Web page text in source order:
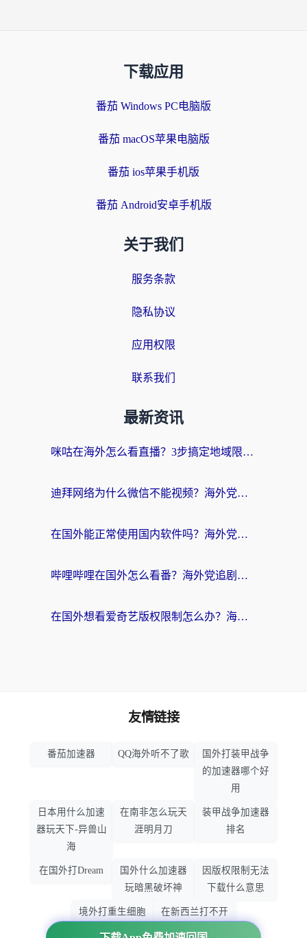
下载应用
番茄 Windows PC电脑版
番茄 macOS苹果电脑版
番茄 ios苹果手机版
番茄 Android安卓手机版
关于我们
服务条款
隐私协议
应用权限
联系我们
最新资讯
咪咕在海外怎么看直播？3步搞定地域限制，还能畅看腾讯视频与国内热剧
迪拜网络为什么微信不能视频？海外党必看的回国加速全攻略
在国外能正常使用国内软件吗？海外党亲测有效的无缝访问指南
哔哩哔哩在国外怎么看番？海外党追剧看片的终极解决方案
在国外想看爱奇艺版权限制怎么办？海外华人必看的追剧自由指南
友情链接
番茄加速器 QQ海外听不了歌
国外打装甲战争
的加速器哪个好
用
日本用什么加速
器玩天下-异兽山
海
在南非怎么玩天
涯明月刀
装甲战争加速器
排名
在国外打Dream
国外什么加速器
玩暗黑破坏神
因版权限制无法
下载什么意思
境外打重生细胞
加速器哪个好
在新西兰打不开
大智慧怎么办